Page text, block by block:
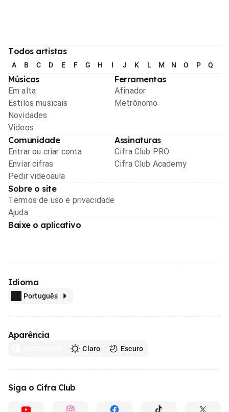
Todos artistas
A B C D E F G H I J K L M N O P Q
Músicas
Em alta
Estilos musicais
Novidades
Videos
Ferramentas
Afinador
Metrônomo
Comunidade
Entrar ou criar conta
Enviar cifras
Pedir videoaula
Assinaturas
Cifra Club PRO
Cifra Club Academy
Sobre o site
Termos de uso e privacidade
Ajuda
Baixe o aplicativo
Idioma
Português
Aparência
Claro Escuro
Siga o Cifra Club